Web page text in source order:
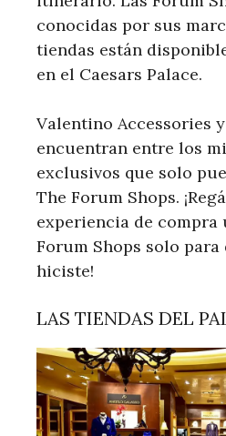
conocidas por sus
tiendas están
en el Caesars Palace.
Valentino Accessories
encuentran entre los
exclusivos que solo
The Forum Shops.
experiencia de compra
Forum Shops solo
hiciste!
LAS TIENDAS DEL